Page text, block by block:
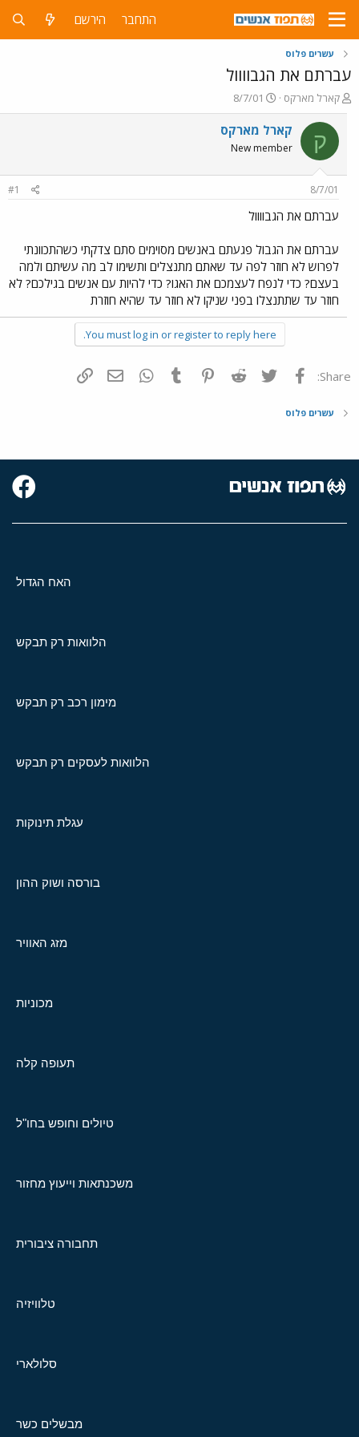
התחבר הירשם
עשרים פלוס
עברתם את הגבוווול
פ
ו
ת
ח
ה
ש
א
קארל מארקס
פ
ו
ר
ם
ר
8/7/01
ק קארל מארקס
New member
8/7/01
#1
עברתם את הגבוווול
עברתם את הגבול פגעתם באנשים מסוימים סתם צדקתי כשהתכוונתי
לפרוש לא חוזר לפה עד שאתם מתנצלים ותשימו לב מה עשיתם ולמה
בעצם? כדי לנפח לעצמכם את האגו? כדי להיות עם אנשים בגילכם? לא
חוזר עד שתתנצלו בפני שניקו לא חוזר עד שהיא חוזרת
You must log in or register to reply here.
Share: פייסבוק Twitter
Reddit
Pinterest
Tumblr
WhatsAppדואר אלקטרוני
עשרים פלוס
האח הגדול
הלוואות רק תבקש
מימון רכב רק תבקש
הלוואות לעסקים רק תבקש
עגלת תינוקות
בורסה ושוק ההון
מזג האוויר
מכוניות
תעופה קלה
טיולים וחופש בחו"ל
משכנתאות וייעוץ מחזור
תחבורה ציבורית
טלוויזיה
סלולארי
מבשלים כשר